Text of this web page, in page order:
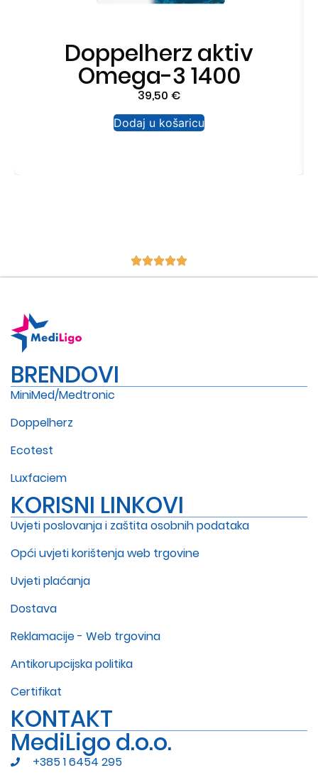
Doppelherz aktiv
Omega-3 1400
39,50 €
Dodaj u košaricu
BRENDOVI
MiniMed/Medtronic
Doppelherz
Ecotest
Luxfaciem
KORISNI LINKOVI
Uvjeti poslovanja i zaštita osobnih podataka
Opći uvjeti korištenja web trgovine
Uvjeti plaćanja
Dostava
Reklamacije - Web trgovina
Antikorupcijska politika
Certifikat
KONTAKT
MediLigo d.o.o.
+385 1 6454 295